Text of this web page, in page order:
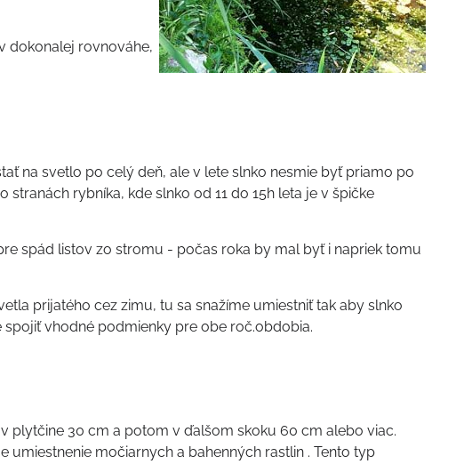
dokonalej rovnováhe,
na svetlo po celý deň, ale v lete slnko nesmie byť priamo po
rybníka, kde slnko od 11 do 15h leta je v špičke
spád listov zo stromu - počas roka by mal byť i napriek tomu
prijatého cez zimu, tu sa snažíme umiestniť tak aby slnko
vhodné podmienky pre obe roč.obdobia.
plytčine 30 cm a potom v ďalšom skoku 60 cm alebo viac.
umiestnenie močiarnych a bahenných rastlin . Tento typ